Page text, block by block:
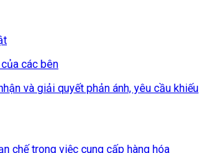
các bên
và giải quyết phản ánh, yêu cầu khiếu
chế trong việc cung cấp hàng hóa